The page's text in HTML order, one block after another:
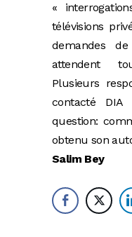
«
télévisions
demandes
attendent
Plusieurs
contacté
question:
obtenu son
Salim Bey